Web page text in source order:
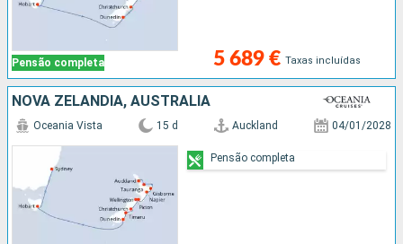
Pensão completa 5 689 € Taxas incluídas
NOVA ZELANDIA, AUSTRALIA
Oceania Vista 15 d Auckland 04/01/2028
Pensão completa